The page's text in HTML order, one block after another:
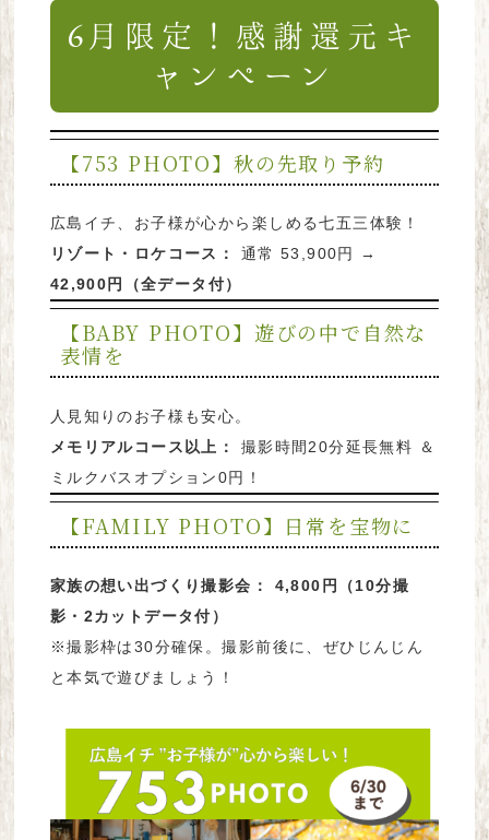
6月限定！感謝還元キ
ャンペーン
【753 PHOTO】秋の先取り予約
広島イチ、お子様が心から楽しめる七五三体験！
リゾート・ロケコース：
通常 53,900円 →
42,900円（全データ付）
【BABY PHOTO】遊びの中で自然な
表情を
人見知りのお子様も安心。
メモリアルコース以上：
撮影時間20分延長無料 ＆
ミルクバスオプション0円！
【FAMILY PHOTO】日常を宝物に
家族の想い出づくり撮影会：
4,800円（10分撮
影・2カットデータ付）
※撮影枠は30分確保。撮影前後に、ぜひじんじん
と本気で遊びましょう！